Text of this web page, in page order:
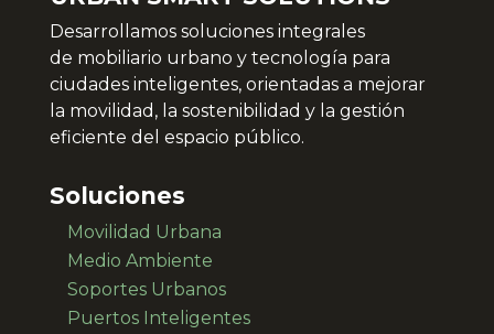
Desarrollamos soluciones integrales
de mobiliario urbano y tecnología para
ciudades inteligentes, orientadas a mejorar
la movilidad, la sostenibilidad y la gestión
eficiente del espacio público.
Soluciones
Movilidad Urbana
Medio Ambiente
Soportes Urbanos
Puertos Inteligentes